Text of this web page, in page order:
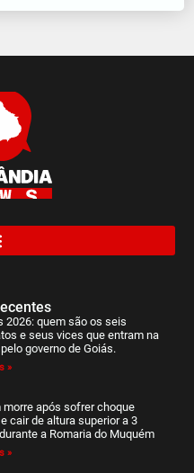
2026: quem são os seis
e seus vices que entram na
governo de Goiás.
»
morre após sofrer choque
cair de altura superior a 3
a Romaria do Muquém
»